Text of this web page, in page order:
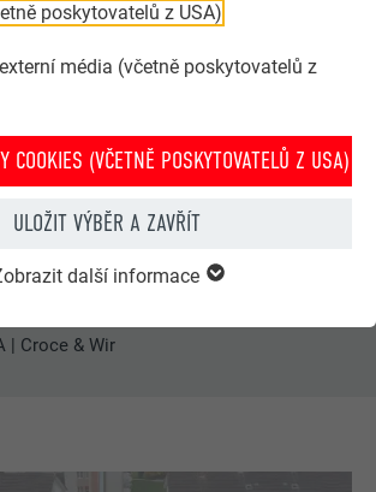
poskytovatelů z USA)
média (včetně poskytovatelů z
COOKIES (VČETNĚ POSKYTOVATELŮ Z USA)
ULOŽIT VÝBĚR A ZAVŘÍT
další informace
pastýře, říká Grzegorz a mrkne.
| Croce & Wir